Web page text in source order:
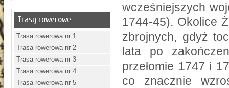
Trasy rowerowe
Trasa rowerowa nr 1
Trasa rowerowa nr 2
Trasa rowerowa nr 3
Trasa rowerowa nr 4
Trasa rowerowa nr 5
wcześniejszych
1744-45). Okolice
zbrojnych, gdyż
lata po
przełomie 1747 i
co znacznie